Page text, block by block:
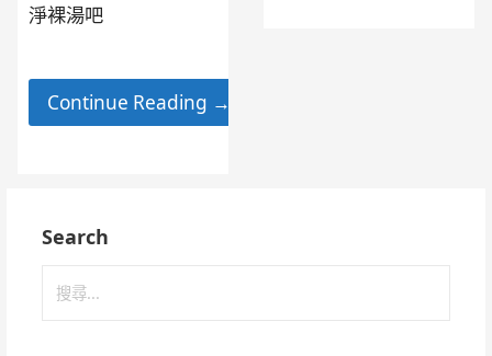
淨裸湯吧
Continue Reading →
Search